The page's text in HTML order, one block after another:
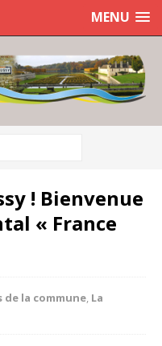
MENU
! Bienvenue
« France
la commune, La